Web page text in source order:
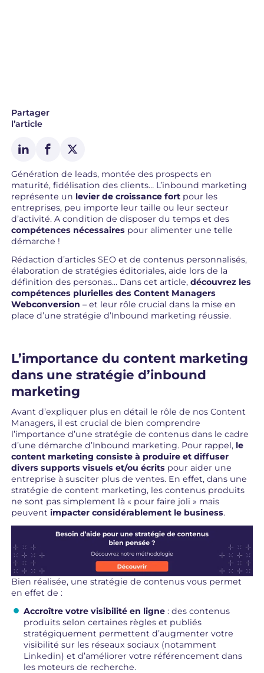
Partager
l’article
Génération de leads, montée des prospects en
maturité, fidélisation des clients… L’inbound marketing
représente un levier de croissance fort pour les
entreprises, peu importe leur taille ou leur secteur
d’activité. A condition de disposer du temps et des
compétences nécessaires pour alimenter une telle
démarche !
Rédaction d’articles SEO et de contenus personnalisés,
élaboration de stratégies éditoriales, aide lors de la
définition des personas… Dans cet article,découvrez les
compétences plurielles des Content Managers
Webconversion – et leur rôle crucial dans la mise en
place d’une stratégie d’Inbound marketing réussie.
L’importance du content marketing
dans une stratégie d’inbound
marketing
Avant d’expliquer plus en détail le rôle de nos Content
Managers, il est crucial de bien comprendre
l’importance d’une stratégie de contenus dans le cadre
d’une démarche d’Inbound marketing. Pour rappel, le
content marketing consiste à produire et diffuser
divers supports visuels et/ou écrits pour aider une
entreprise à susciter plus de ventes. En effet, dans une
stratégie de content marketing, les contenus produits
ne sont pas simplement là « pour faire joli » mais
peuventimpacter considérablement le business.
Bien réalisée, une stratégie de contenus vous permet
en effet de :
Accroître votre visibilité en ligne : des contenus
produits selon certaines règles et publiés
stratégiquement permettent d’augmenter votre
visibilité sur les réseaux sociaux (notamment
Linkedin) et d’améliorer votre référencement dans
les moteurs de recherche.